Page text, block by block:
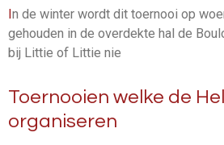
In de winter wordt dit toernooi op
gehouden in de overdekte hal de
bij Littie of Littie nie
Toernooien welke de
organiseren